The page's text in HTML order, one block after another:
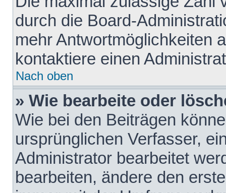
durch die Board-
mehr Antwortmöglichkeiten
kontaktiere einen
Nach oben
» Wie bearbeite oder
Wie bei den Beiträgen
ursprünglichen Verfasser,
Administrator bearbeitet
bearbeiten, ändere den